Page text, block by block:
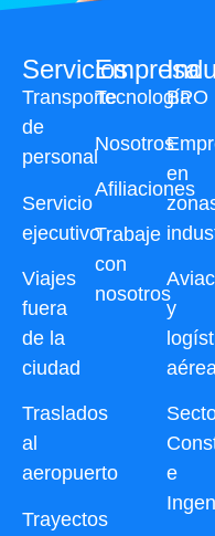
Servicios
Transporte
de
personal
Servicio
ejecutivo
Viajes
fuera
de la
ciudad
Traslados
al
aeropuerto
Trayectos
BPO
en
y
e
Empresa
Tecnología
Nosotros
Afiliaciones
Trabaje
con
nosotros